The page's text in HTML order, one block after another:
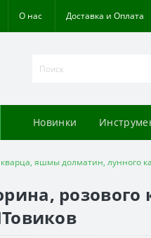
О нас Доставка и Оплата
Новинки
яшмы долматин, лунного